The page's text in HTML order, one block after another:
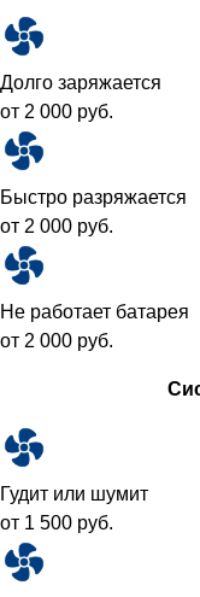
Долго заряжается
от 2 000 руб.
Быстро разряжается
от 2 000 руб.
Не работает батарея
от 2 000 руб.
Гудит или шумит
от 1 500 руб.